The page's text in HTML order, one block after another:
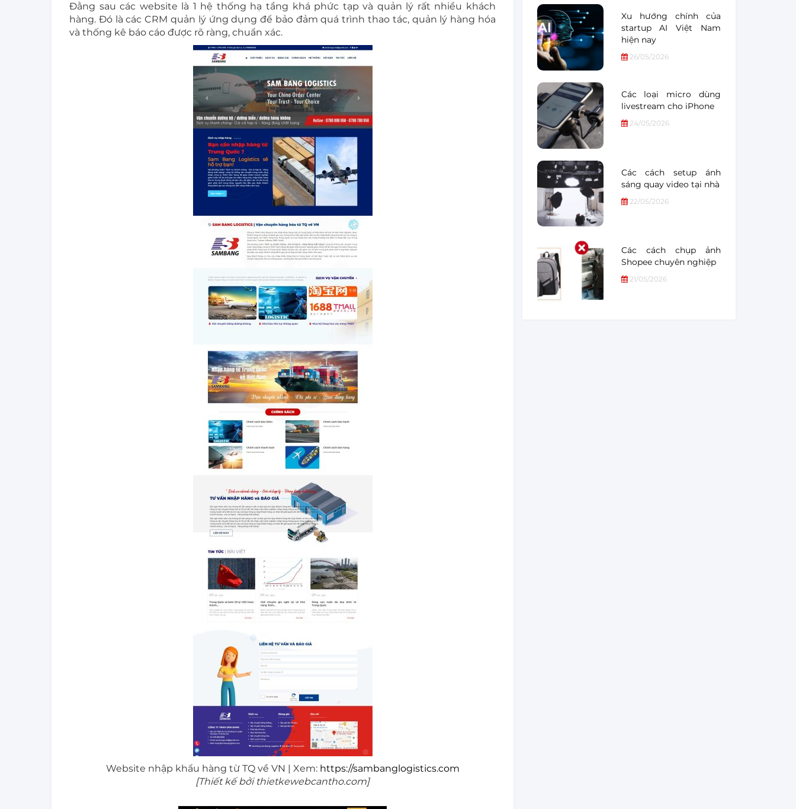
Đằng sau các website là 1 hệ thống hạ tầng khá phức tạp và quản lý rất nhiều khách
hàng. Đó là các CRM quản lý ứng dụng để bảo đảm quá trình thao tác, quản lý hàng hóa
và thống kê báo cáo được rõ ràng, chuẩn xác.
Website nhập khẩu hàng từ TQ về VN | Xem: https://sambanglogistics.com
[Thiết kế bởi thietkewebcantho.com]
Xu hướng chính của
startup AI Việt Nam
hiện nay
26/05/2026
Các loại micro dùng
livestream cho iPhone
24/05/2026
Các cách setup ánh
sáng quay video tại nhà
22/05/2026
Các cách chụp ảnh
Shopee chuyên nghiệp
21/05/2026